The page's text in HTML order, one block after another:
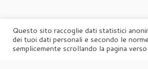
Questo sito raccoglie dati statistici
dei tuoi dati personali e secondo le
semplicemente scrollando la pagina